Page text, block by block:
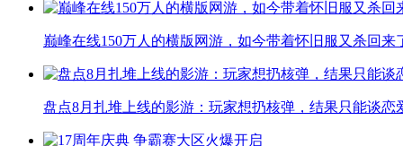
巅峰在线150万人的横版网游，如今带着怀旧服又杀回来
盘点8月扎堆上线的影游：玩家想扔核弹，结果只能谈恋